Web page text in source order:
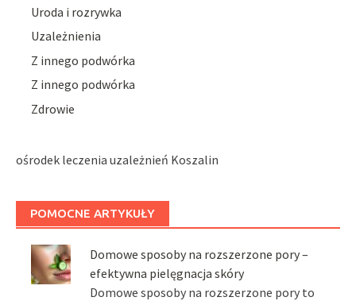
Uroda i rozrywka
Uzależnienia
Z innego podwórka
Z innego podwórka
Zdrowie
ośrodek leczenia uzależnień Koszalin
POMOCNE ARTYKUŁY
Domowe sposoby na rozszerzone pory –
efektywna pielęgnacja skóry
Domowe sposoby na rozszerzone pory to